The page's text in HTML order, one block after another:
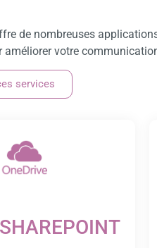
de nombreuses
votre
services